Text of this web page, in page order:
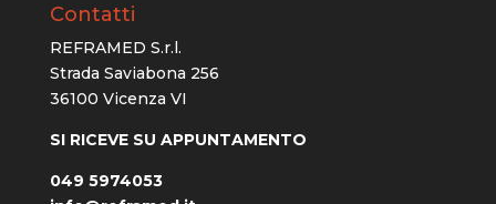
Contatti
REFRAMED S.r.l.
Strada Saviabona 256
36100 Vicenza VI
SI RICEVE SU APPUNTAMENTO
049 5974053